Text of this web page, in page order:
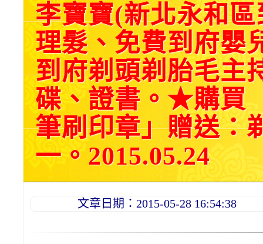
李寶寶(新北永和
理髮、免費到府嬰
到府剃頭剃胎毛主
碟、證書。★購買
筆刷印章」贈送：
一。2015.05.24
文章日期：2015-05-28 16:54:38